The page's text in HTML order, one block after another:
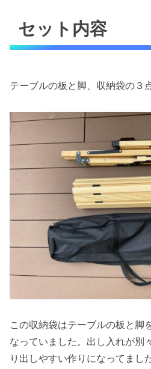
セット内容
テーブルの板と脚、収納袋の３
この収納袋はテーブルの板と脚
なっていました。出し入れが別
り出しやすい作りになってまし